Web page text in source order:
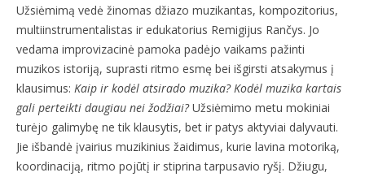
Užsiėmimą vedė žinomas džiazo muzikantas, kompozitorius,
multiinstrumentalistas ir edukatorius Remigijus Rančys. Jo
vedama improvizacinė pamoka padėjo vaikams pažinti
muzikos istoriją, suprasti ritmo esmę bei išgirsti atsakymus į
klausimus: Kaip ir kodėl atsirado muzika? Kodėl muzika kartais
gali perteikti daugiau nei žodžiai?Užsiėmimo metu mokiniai
turėjo galimybę ne tik klausytis, bet ir patys aktyviai dalyvauti.
Jie išbandė įvairius muzikinius žaidimus, kurie lavina motoriką,
koordinaciją, ritmo pojūtį ir stiprina tarpusavio ryšį. Džiugu,